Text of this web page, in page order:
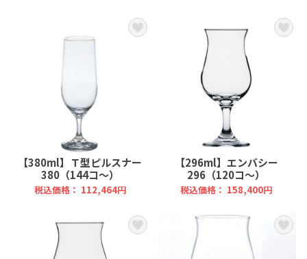
【380ml】Ｔ型ピルスナー
380（144コ～）
税込価格： 112,464円
【296ml】エンバシー
296（120コ～）
税込価格： 158,400円